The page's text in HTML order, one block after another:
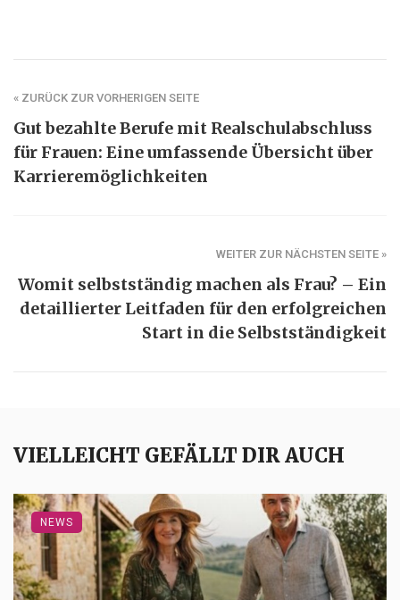
« ZURÜCK ZUR VORHERIGEN SEITE
Gut bezahlte Berufe mit Realschulabschluss
für Frauen: Eine umfassende Übersicht über
Karrieremöglichkeiten
WEITER ZUR NÄCHSTEN SEITE »
Womit selbstständig machen als Frau? – Ein
detaillierter Leitfaden für den erfolgreichen
Start in die Selbstständigkeit
VIELLEICHT GEFÄLLT DIR AUCH
NEWS